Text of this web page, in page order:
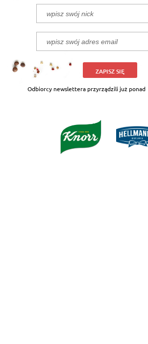
ZAPISZ SIĘ
Odbiorcy newslettera przyrządzili już ponad